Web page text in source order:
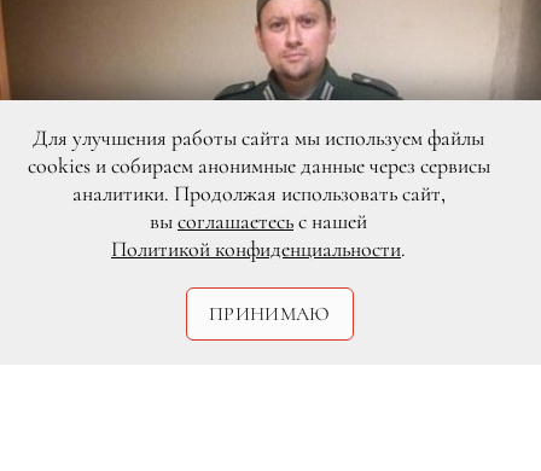
Для улучшения работы сайта мы используем файлы
cookies и собираем анонимные данные через сервисы
аналитики. Продолжая использовать сайт,
высоглашаетесьс нашей
Политикой конфиденциальности.
ПРИНИМАЮ